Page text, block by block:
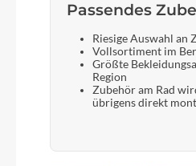
Sattel
Zecure
SR Suntour NCX-
Passendes
Riesige Auswahl an
Vollsortiment im
Größte
Region
Zubehör am Rad
übrigens direkt